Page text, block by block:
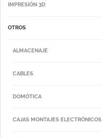
IMPRESIÓN 3D
OTROS
ALMACENAJE
CABLES
DOMÓTICA
CAJAS MONTAJES ELECTRÓNICOS